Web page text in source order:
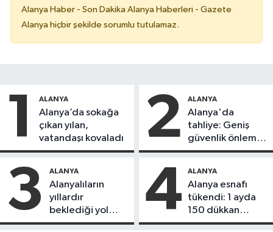
Alanya Haber - Son Dakika Alanya Haberleri - Gazete
Alanya hiçbir şekilde sorumlu tutulamaz.
1 ALANYA
Alanya’da sokağa
çıkan yılan,
vatandaşı kovaladı
2 ALANYA
Alanya'da
tahliye: Geniş
güvenlik önlemi
alındı
3 ALANYA
Alanyalıların
yıllardır
beklediği yol
askıdan döndü
4 ALANYA
Alanya esnafı
tükendi: 1 ayda
150 dükkan
kapandı